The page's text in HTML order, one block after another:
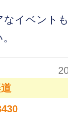
イベント